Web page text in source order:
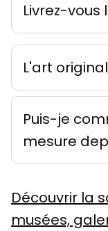
Livrez-
L'art
Puis-je
mesure
Découvrir la
musées,